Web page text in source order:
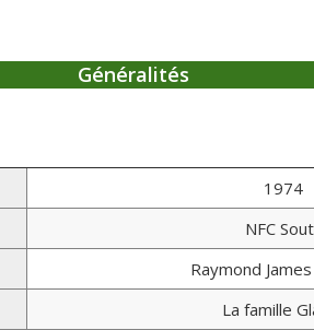
Généralités
1974
NFC
Raymond
La famille